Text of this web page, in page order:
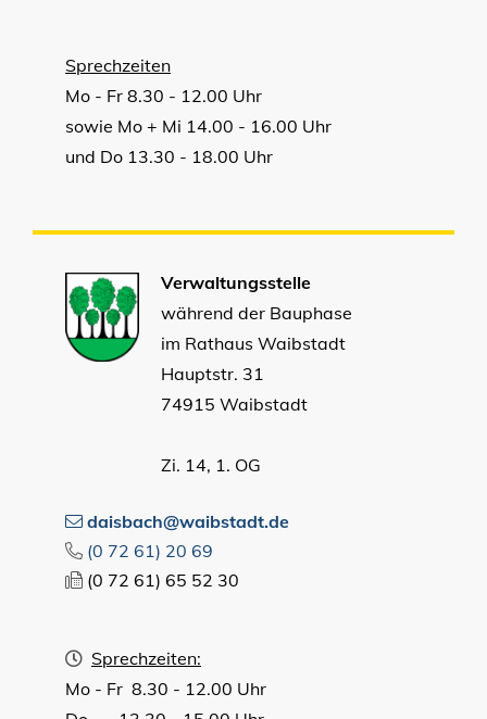
Sprechzeiten
Mo - Fr 8.30 - 12.00 Uhr
sowie Mo + Mi 14.00 - 16.00 Uhr
und Do 13.30 - 18.00 Uhr
Verwaltungsstelle
während der Bauphase
im Rathaus Waibstadt
Hauptstr. 31
74915 Waibstadt
Zi. 14, 1. OG
daisbach@waibstadt.de
(0 72 61) 20 69
(0 72 61) 65 52 30
Sprechzeiten:
Mo - Fr 8.30 - 12.00 Uhr